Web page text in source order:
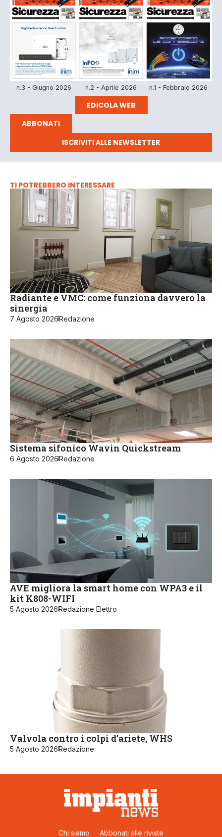
n.3 - Giugno 2026 n.2 - Aprile 2026 n.1 - Febbraio 2026
EDICOLA WEB
ABBONATI
ISCRIVITI ALLE NEWSLETTER
TI POTREBBERO INTERESSARE
Radiante e VMC: come funziona davvero la
sinergia
7 Agosto 2026Redazione
Sistema sifonico Wavin Quickstream
6 Agosto 2026Redazione
AVE migliora la smart home con WPA3 e il
kit K808-WIFI
5 Agosto 2026Redazione Elettro
Valvola contro i colpi d’ariete, WHS
5 Agosto 2026Redazione
Chi siamo Abbonati alle riviste